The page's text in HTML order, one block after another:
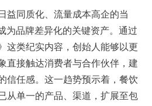
益同质化、流量成本高企的当
为品牌差异化的关键资产。通过
这类纪实内容，创始人能够以更
直接触达消费者与合作伙伴，建
信任感。这一趋势预示着，餐饮
从单一的产品、渠道，扩展至包